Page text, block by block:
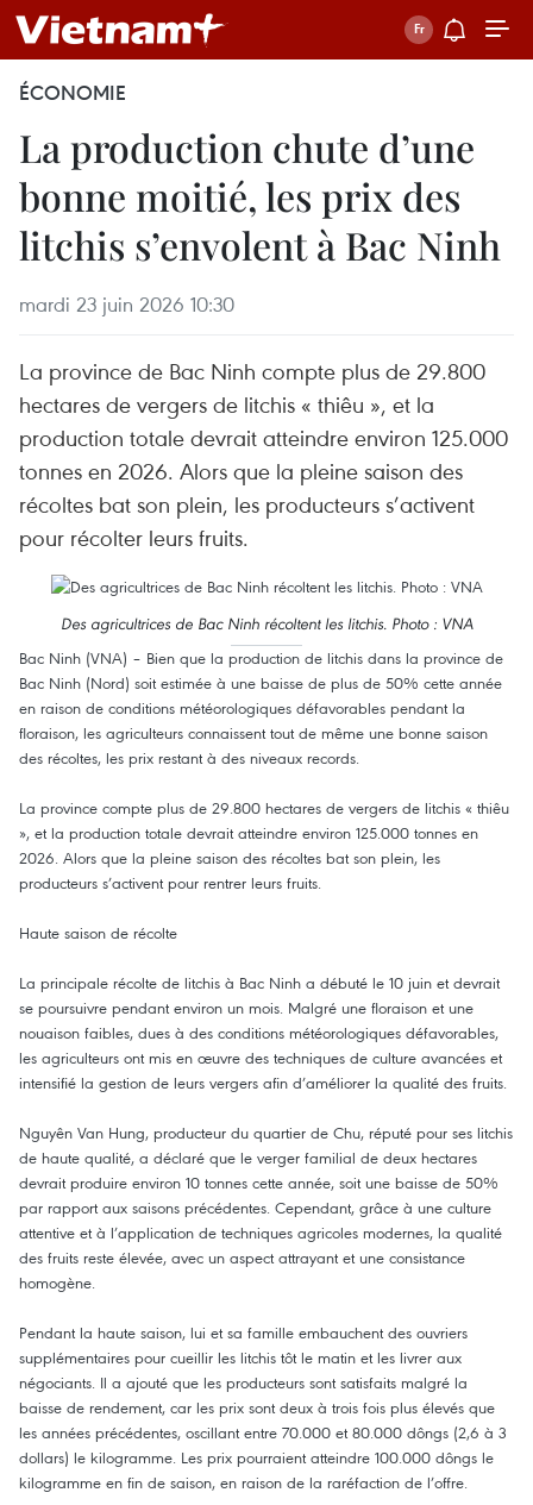
ÉCONOMIE
La production chute d’une
bonne moitié, les prix des
litchis s’envolent à Bac Ninh
mardi 23 juin 2026 10:30
La province de Bac Ninh compte plus de 29.800
hectares de vergers de litchis « thiêu », et la
production totale devrait atteindre environ 125.000
tonnes en 2026. Alors que la pleine saison des
récoltes bat son plein, les producteurs s’activent
pour récolter leurs fruits.
Des agricultrices de Bac Ninh récoltent les litchis. Photo : VNA
Bac Ninh (VNA) – Bien que la production de litchis dans la province de
Bac Ninh (Nord) soit estimée à une baisse de plus de 50% cette année
en raison de conditions météorologiques défavorables pendant la
floraison, les agriculteurs connaissent tout de même une bonne saison
des récoltes, les prix restant à des niveaux records.
La province compte plus de 29.800 hectares de vergers de litchis « thiêu
», et la production totale devrait atteindre environ 125.000 tonnes en
2026. Alors que la pleine saison des récoltes bat son plein, les
producteurs s’activent pour rentrer leurs fruits.
Haute saison de récolte
La principale récolte de litchis à Bac Ninh a débuté le 10 juin et devrait
se poursuivre pendant environ un mois. Malgré une floraison et une
nouaison faibles, dues à des conditions météorologiques défavorables,
les agriculteurs ont mis en œuvre des techniques de culture avancées et
intensifié la gestion de leurs vergers afin d’améliorer la qualité des fruits.
Nguyên Van Hung, producteur du quartier de Chu, réputé pour ses litchis
de haute qualité, a déclaré que le verger familial de deux hectares
devrait produire environ 10 tonnes cette année, soit une baisse de 50%
par rapport aux saisons précédentes. Cependant, grâce à une culture
attentive et à l’application de techniques agricoles modernes, la qualité
des fruits reste élevée, avec un aspect attrayant et une consistance
homogène.
Pendant la haute saison, lui et sa famille embauchent des ouvriers
supplémentaires pour cueillir les litchis tôt le matin et les livrer aux
négociants. Il a ajouté que les producteurs sont satisfaits malgré la
baisse de rendement, car les prix sont deux à trois fois plus élevés que
les années précédentes, oscillant entre 70.000 et 80.000 dôngs (2,6 à 3
dollars) le kilogramme. Les prix pourraient atteindre 100.000 dôngs le
kilogramme en fin de saison, en raison de la raréfaction de l’offre.